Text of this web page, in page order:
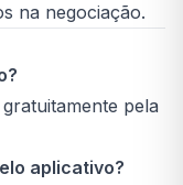
na negociação.
pela
aplicativo?